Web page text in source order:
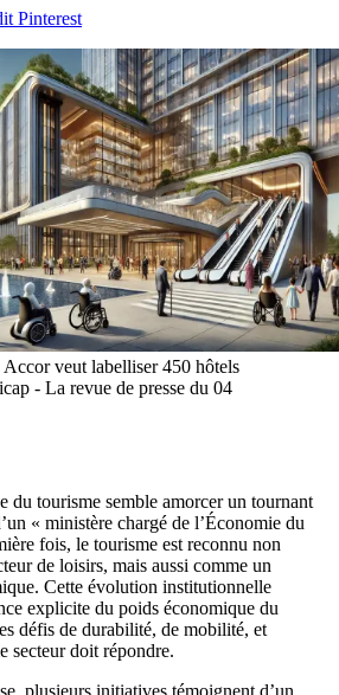
Pinterest
veut labelliser 450 hôtels
- La revue de presse du 04
du tourisme semble amorcer un tournant
« ministère chargé de l’Économie du
fois, le tourisme est reconnu non
de loisirs, mais aussi comme un
Cette évolution institutionnelle
explicite du poids économique du
défis de durabilité, de mobilité, et
secteur doit répondre.
plusieurs initiatives témoignent d’un